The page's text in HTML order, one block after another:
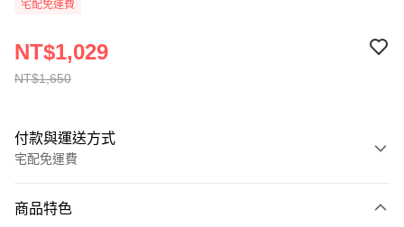
宅配免運費
NT$1,650
NT$1,029
付款與運送方式
宅配免運費
全家線上支付
商品特色